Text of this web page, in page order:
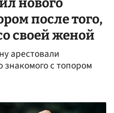
после того,
своей женой
арестовали
знакомого с топором